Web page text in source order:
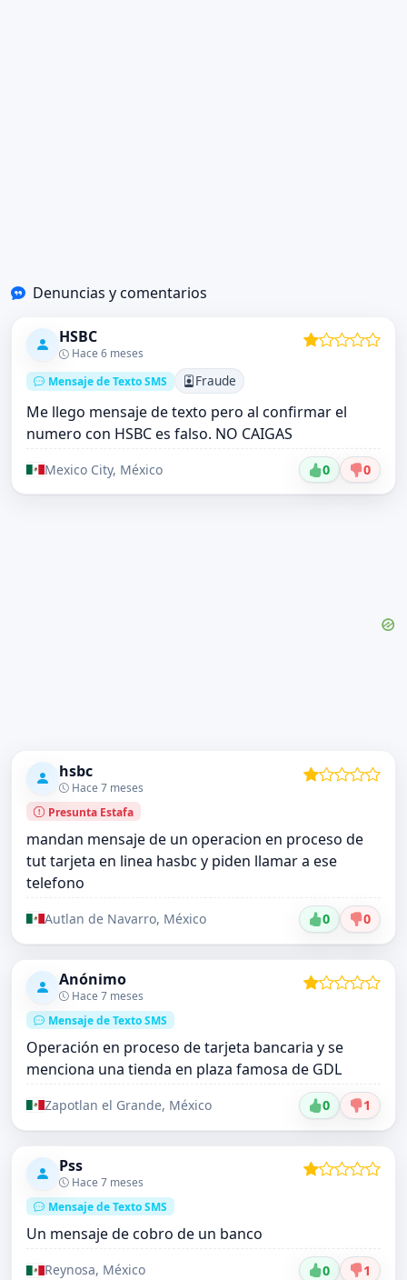
Denuncias y comentarios
HSBC
Hace 6 meses
Mensaje de Texto SMS
Fraude
Me llego mensaje de texto pero al confirmar el
numero con HSBC es falso. NO CAIGAS
Mexico City, México 0 0
hsbc
Hace 7 meses
Presunta Estafa
mandan mensaje de un operacion en proceso de
tut tarjeta en linea hasbc y piden llamar a ese
telefono
Autlan de Navarro, México 0 0
Anónimo
Hace 7 meses
Mensaje de Texto SMS
Operación en proceso de tarjeta bancaria y se
menciona una tienda en plaza famosa de GDL
Zapotlan el Grande, México 0 1
Pss
Hace 7 meses
Mensaje de Texto SMS
Un mensaje de cobro de un banco
Reynosa, México 0 1